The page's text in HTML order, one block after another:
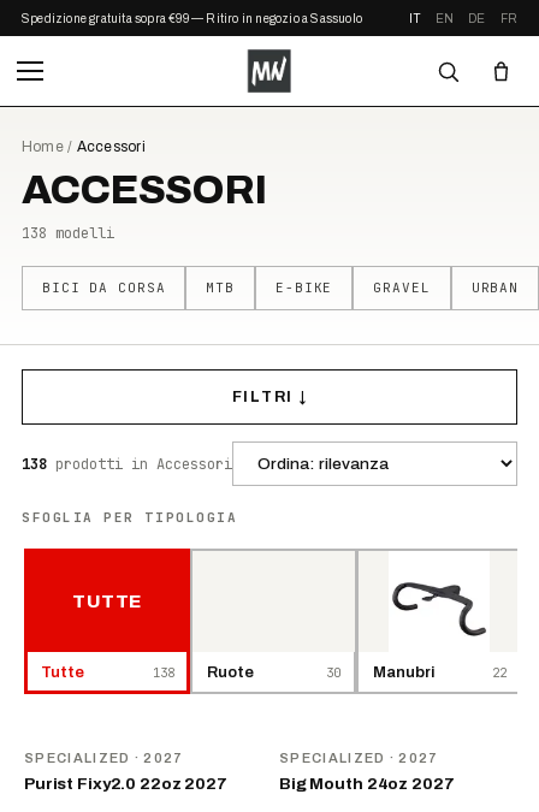
Spedizione gratuita sopra €99 — Ritiro in negozio a Sassuolo IT EN DE FR
Home/ Accessori
ACCESSORI
138 modelli
BICI DA CORSA MTB E-BIKE GRAVEL URBAN
FILTRI ↓
138 prodotti in Accessori
SFOGLIA PER TIPOLOGIA
TUTTE
Tutte 138 Ruote 30 Manubri 22
SPECIALIZED · 2027
Purist Fixy2.0 22oz 2027
SPECIALIZED · 2027
Big Mouth 24oz 2027